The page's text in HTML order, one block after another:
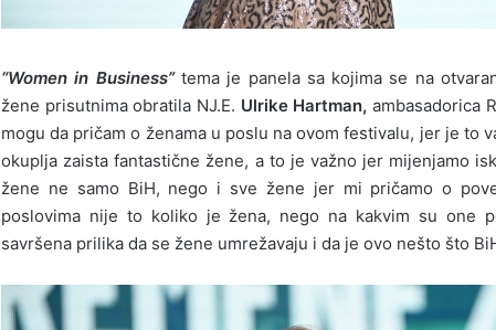
“Women in Business”tema je panela sa kojima se na
žene prisutnima obratila NJ.E. Ulrike Hartman, ambasadorica
mogu da pričam o ženama u poslu na ovom festivalu, jer je to
okuplja zaista fantastične žene, a to je važno jer mijenjamo
žene ne samo BiH, nego i sve žene jer mi pričamo o
poslovima nije to koliko je žena, nego na kakvim su one
savršena prilika da se žene umrežavaju i da je ovo nešto što